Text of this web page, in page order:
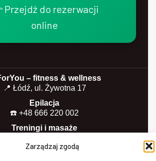
Zarządzaj zgodą
Przejdź do rezerwacji
online
– fitness & wellness
📍 Łódź, ul. Żywotna 17
Epilacja
☎️ +48 666 220 002
Treningi i masaże
📧 kontakt@40foryou.pl